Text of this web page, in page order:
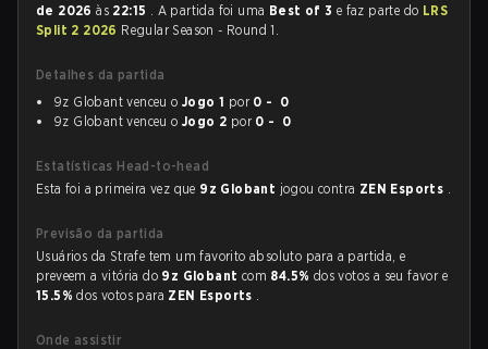
de 2026às 22:15 . A partida foi uma Best of 3 e faz parte do LRS
Split 2 2026 Regular Season - Round 1.
Detalhes da partida
9z Globant venceu o Jogo 1 por 0 - 0
9z Globant venceu o Jogo 2 por 0 - 0
Estatísticas Head-to-head
Esta foi a primeira vez que 9z Globant jogou contra ZEN Esports .
Previsão da partida
Usuários da Strafe tem um favorito absoluto para a partida, e
preveem a vitória do 9z Globant com 84.5% dos votos a seu favor e
15.5%dos votos para ZEN Esports .
Onde assistir